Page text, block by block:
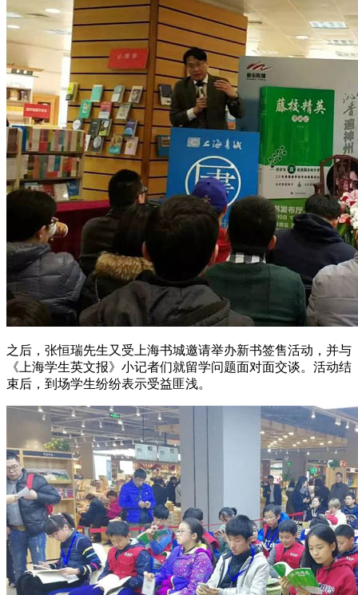
之后，张恒瑞先生又受上海书城邀请举办新书签售活动，并与
《上海学生英文报》小记者们就留学问题面对面交谈。活动结
束后，到场学生纷纷表示受益匪浅。